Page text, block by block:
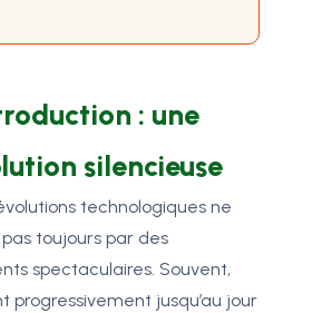
: une
silencieuse
technologiques ne
toujours par des
spectaculaires. Souvent,
progressivement jusqu’au jour